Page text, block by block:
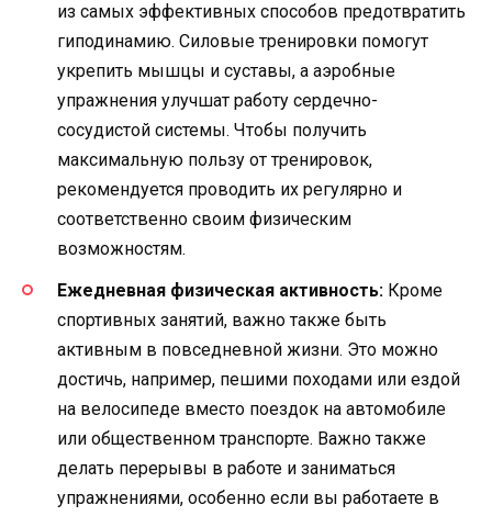
из самых эффективных способов предотвратить
гиподинамию. Силовые тренировки помогут
укрепить мышцы и суставы, а аэробные
упражнения улучшат работу сердечно-
сосудистой системы. Чтобы получить
максимальную пользу от тренировок,
рекомендуется проводить их регулярно и
соответственно своим физическим
возможностям.
Ежедневная физическая активность: Кроме
спортивных занятий, важно также быть
активным в повседневной жизни. Это можно
достичь, например, пешими походами или ездой
на велосипеде вместо поездок на автомобиле
или общественном транспорте. Важно также
делать перерывы в работе и заниматься
упражнениями, особенно если вы работаете в